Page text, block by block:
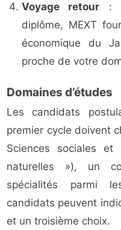
Voyage retour :
diplôme, MEXT
économique du
proche de votre
Domaines d’études
Les candidats
premier cycle doivent
Sciences sociales
naturelles »), un
spécialités parmi
candidats peuvent
et un troisième choix.